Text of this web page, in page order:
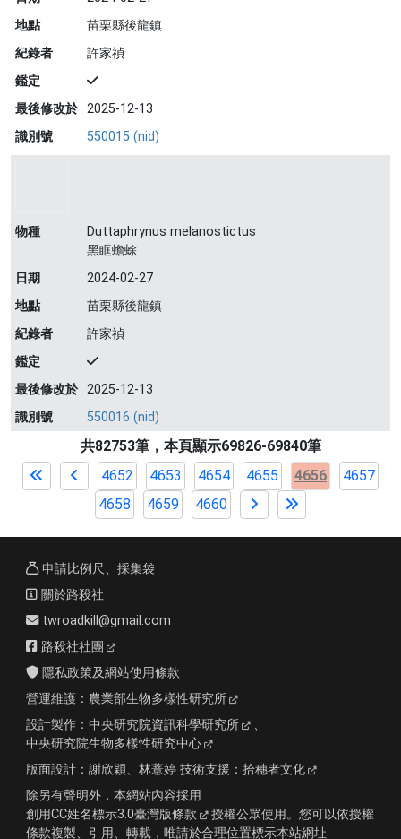
地點
苗栗縣後龍鎮
紀錄者
許家禎
鑑定
最後修改於 2025-12-13
識別號
550015 (nid)
物種
Duttaphrynus melanostictus
黑眶蟾蜍
日期
2024-02-27
地點
苗栗縣後龍鎮
紀錄者
許家禎
鑑定
最後修改於 2025-12-13
識別號
550016 (nid)
共82753筆，本頁顯示69826-69840筆
4652
4653 4654 4655 4656
4657
4658
4659 4660
申請比例尺、採集袋
關於路殺社
twroadkill@gmail.com
路殺社社團
隱私政策及網站使用條款
營運維護： 農業部生物多樣性研究所
設計製作： 中央研究院資訊科學研究所
、
中央研究院生物多樣性研究中心
版面設計： 謝欣穎、林薏婷 技術支援： 拾穗者文化
除另有聲明外，本網站內容採用
創用CC姓名標示3.0臺灣版條款
授權公眾使用。您可以依授權
條款複製、引用、轉載，唯請於合理位置標示本站網址